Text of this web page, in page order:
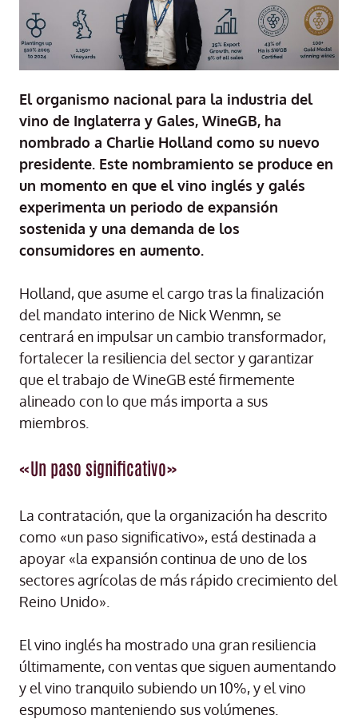
El organismo nacional para la industria del
vino de Inglaterra y Gales, WineGB, ha
nombrado a Charlie Holland como su nuevo
presidente. Este nombramiento se produce en
un momento en que el vino inglés y galés
experimenta un periodo de expansión
sostenida y una demanda de los
consumidores en aumento.
Holland, que asume el cargo tras la finalización
del mandato interino de Nick Wenmn, se
centrará en impulsar un cambio transformador,
fortalecer la resiliencia del sector y garantizar
que el trabajo de WineGB esté firmemente
alineado con lo que más importa a sus
miembros.
«Un paso significativo»
La contratación, que la organización ha descrito
como «un paso significativo», está destinada a
apoyar «la expansión continua de uno de los
sectores agrícolas de más rápido crecimiento del
Reino Unido».
El vino inglés ha mostrado una gran resiliencia
últimamente, con ventas que siguen aumentando
y el vino tranquilo subiendo un 10%, y el vino
espumoso manteniendo sus volúmenes.